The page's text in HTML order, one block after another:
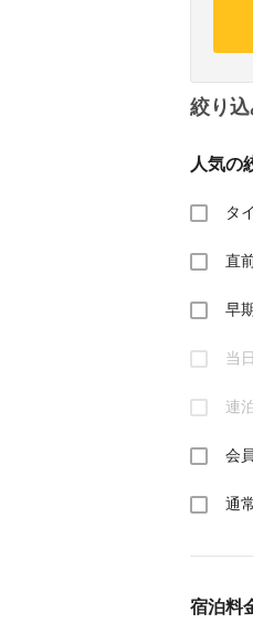
a
the
key
get
絞り
人気の
タ
直
早
当
連
会
通
宿泊料